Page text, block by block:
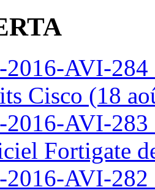
2016-AVI-
Cisco (18
2016-AVI-
Fortigate
2016-AVI-